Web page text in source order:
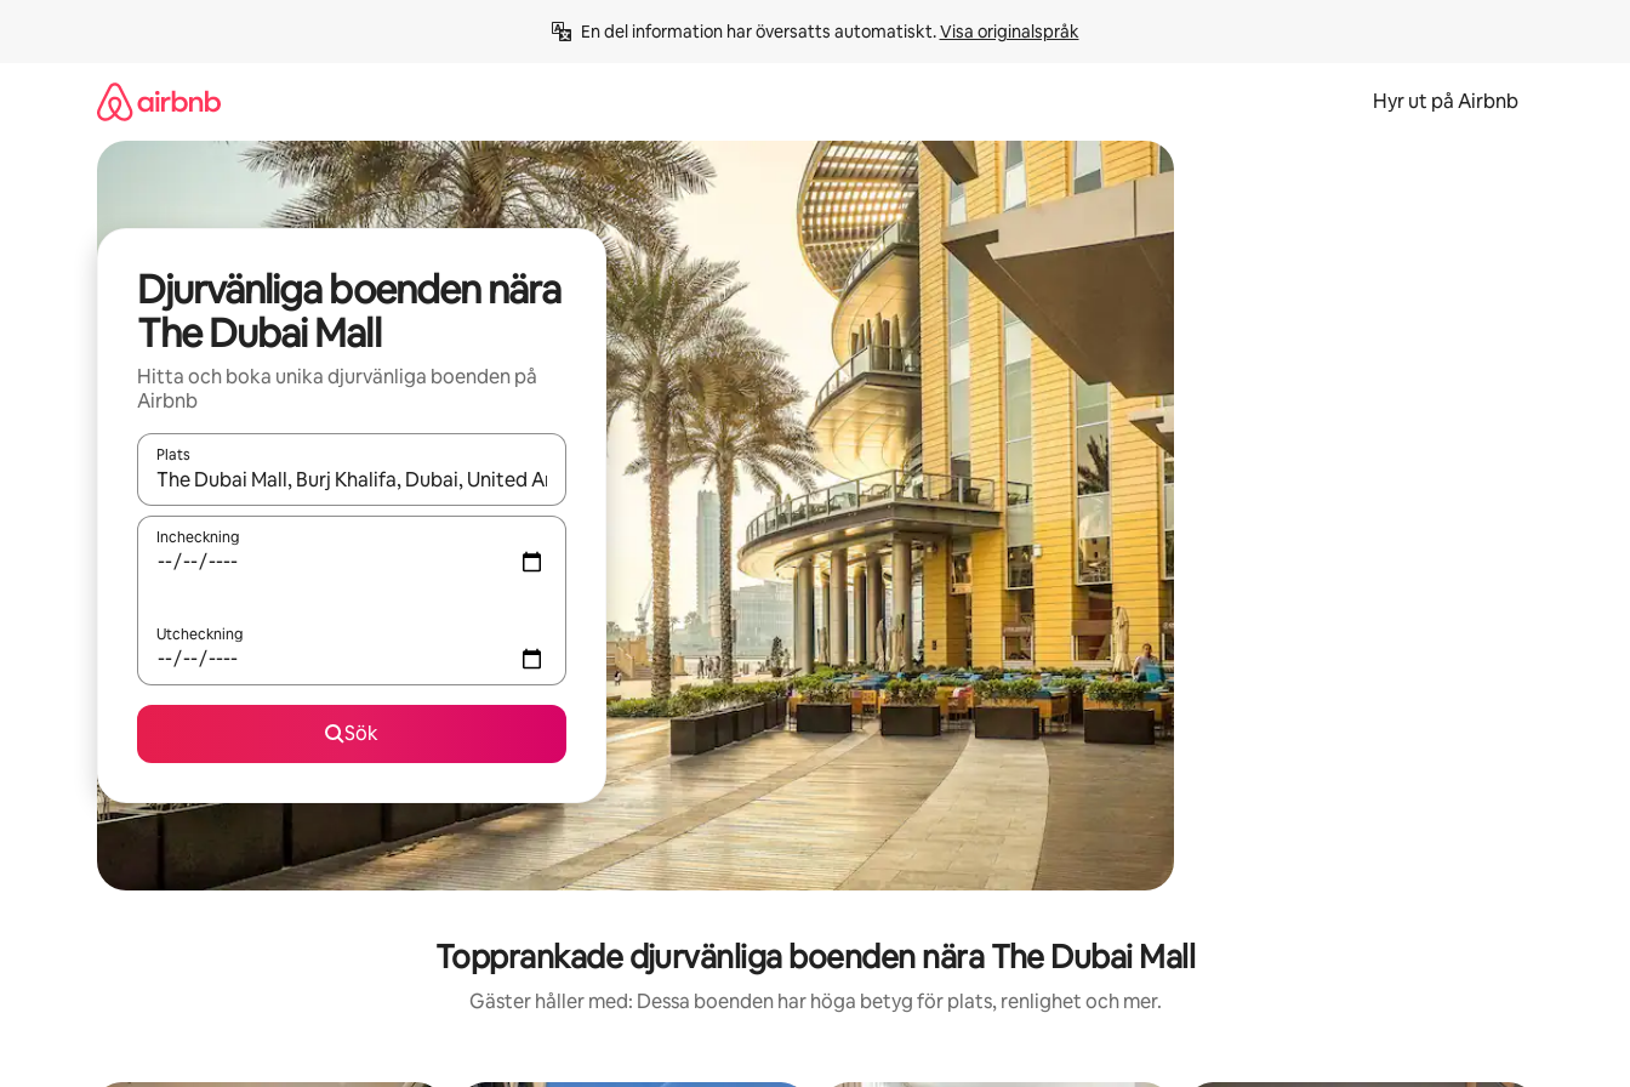
En del information har översatts automatiskt. Visa originalspråk
Hyr ut på Airbnb
Djurvänliga boenden nära
The Dubai Mall
Hitta och boka unika djurvänliga boenden på
Airbnb
Plats
När resultaten är tillgängliga kan du navigera med upp- och nedåtpilarna eller utforska genom att trycka eller svepa.
Incheckning
Utcheckning
Sök
Topprankade djurvänliga boenden nära The Dubai Mall
Gäster håller med: Dessa boenden har höga betyg för plats, renlighet och mer.